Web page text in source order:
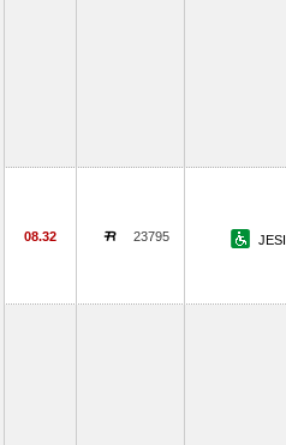
08.32 23795 JESI